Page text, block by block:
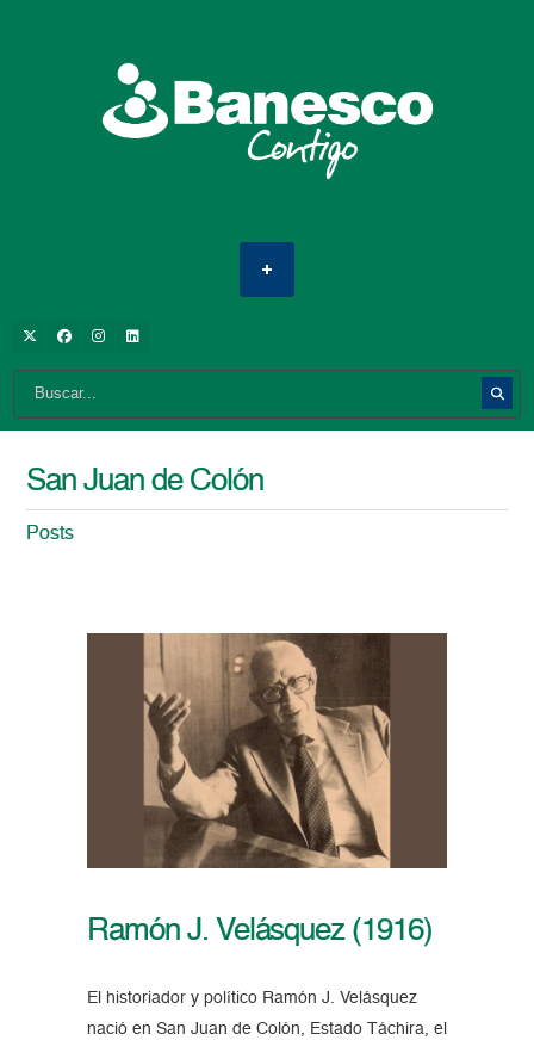
San Juan de Colón
Posts
Ramón J. Velásquez (1916)
El historiador y político Ramón J. Velásquez
nació en San Juan de Colón, Estado Táchira, el